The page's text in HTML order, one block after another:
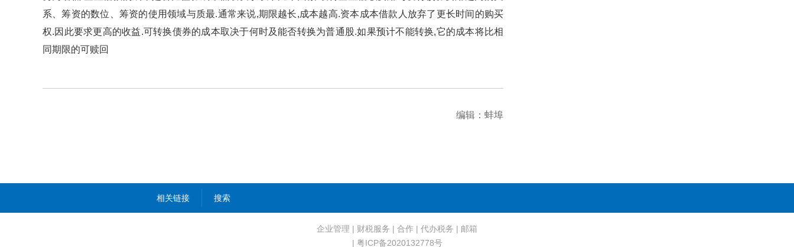
系、筹资的数位、筹资的使用领域与质最.通常来说,期限越长,成本越高.资本成本借款人放弃了更长时间的购买
权.因此要求更高的收益.可转换债券的成本取决于何时及能否转换为普通股.如果预计不能转换,它的成本将比相
同期限的可赎回
编辑：蚌埠
相关链接 搜索
企业管理 | 财税服务 | 合作 | 代办税务 | 邮箱
| 粤ICP备2020132778号